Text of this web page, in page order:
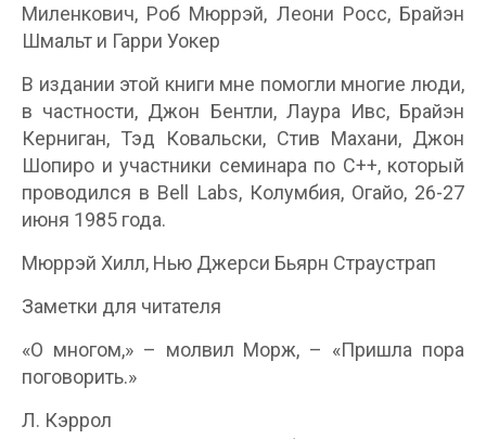
Миленкович, Роб Мюррэй, Леони Росс, Брайэн
Шмальт и Гарри Уокер
В издании этой книги мне помогли многие люди,
в частности, Джон Бентли, Лаура Ивс, Брайэн
Керниган, Тэд Ковальски, Стив Махани, Джон
Шопиро и участники семинара по С++, который
проводился в Bell Labs, Колумбия, Огайо, 26-27
июня 1985 года.
Мюррэй Хилл, Нью Джерси Бьярн Страустрап
Заметки для читателя
«О многом,» – молвил Морж, – «Пришла пора
поговорить.»
Л. Кэррол